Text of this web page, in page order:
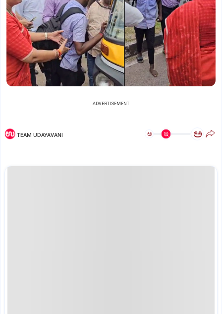
ADVERTISEMENT
TEAM UDAYAVANI ಅ ಅ